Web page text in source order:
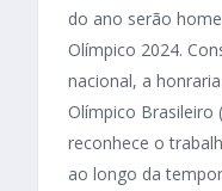
do ano serão
Olímpico 2024.
nacional, a
Olímpico Brasileiro
reconhece o
ao longo da